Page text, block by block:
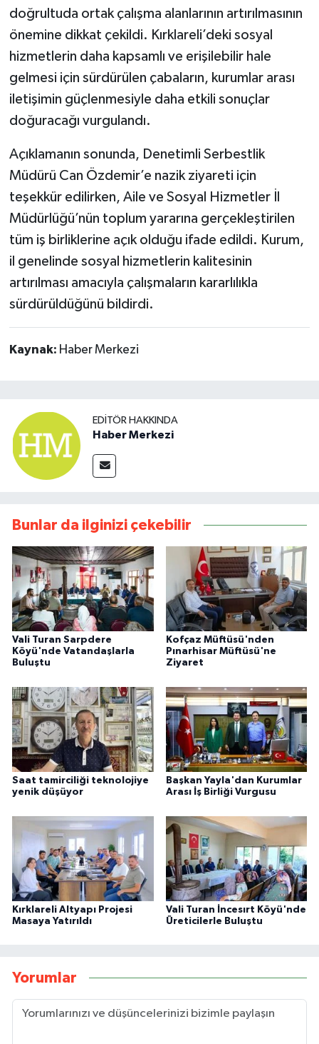
doğrultuda ortak çalışma alanlarının artırılmasının
önemine dikkat çekildi. Kırklareli’deki sosyal
hizmetlerin daha kapsamlı ve erişilebilir hale
gelmesi için sürdürülen çabaların, kurumlar arası
iletişimin güçlenmesiyle daha etkili sonuçlar
doğuracağı vurgulandı.
Açıklamanın sonunda, Denetimli Serbestlik
Müdürü Can Özdemir’e nazik ziyareti için
teşekkür edilirken, Aile ve Sosyal Hizmetler İl
Müdürlüğü’nün toplum yararına gerçekleştirilen
tüm iş birliklerine açık olduğu ifade edildi. Kurum,
il genelinde sosyal hizmetlerin kalitesinin
artırılması amacıyla çalışmaların kararlılıkla
sürdürüldüğünü bildirdi.
Kaynak: Haber Merkezi
EDITÖR HAKKINDA
Haber Merkezi
Bunlar da ilginizi çekebilir
Vali Turan Sarpdere
Köyü'nde Vatandaşlarla
Buluştu
Kofçaz Müftüsü'nden
Pınarhisar Müftüsü'ne
Ziyaret
Saat tamirciliği teknolojiye
yenik düşüyor
Başkan Yayla'dan Kurumlar
Arası İş Birliği Vurgusu
Kırklareli Altyapı Projesi
Masaya Yatırıldı
Vali Turan İncesırt Köyü'nde
Üreticilerle Buluştu
Yorumlar